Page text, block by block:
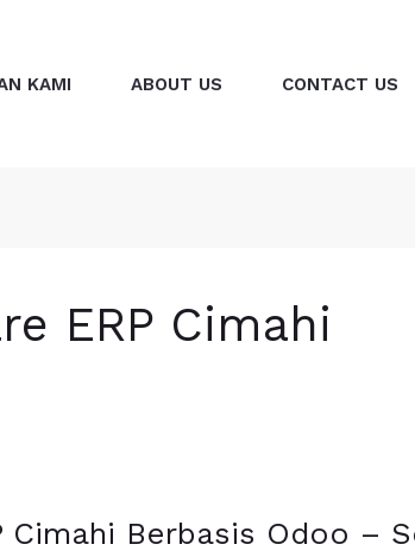
KAMI ABOUT US CONTACT US
ERP Cimahi
Berbasis Odoo –